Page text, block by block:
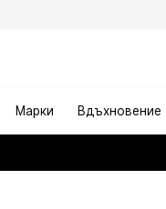
Марки Вдъхновение